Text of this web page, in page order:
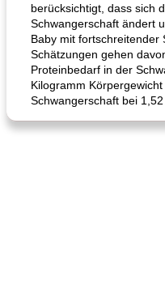
berücksichtigt, dass sich
Schwangerschaft ändert
Baby mit fortschreitender
Schätzungen gehen
Proteinbedarf in der
Kilogramm
Schwangerschaft bei